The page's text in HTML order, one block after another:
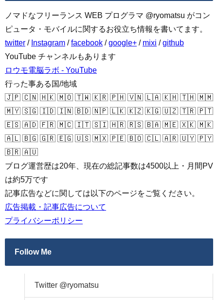
ノマドなフリーランス WEB プログラマ @ryomatsu がコン
ピュータ・モバイルに関するお役立ち情報を書いてます。
twitter / Instagram /facebook /google+ / mixi /github
YouTube チャンネルもあります
ロウモ電脳ラボ - YouTube
行った事ある国/地域
🇯🇵 🇨🇳 🇭🇰 🇲🇴 🇹🇼 🇰🇷 🇵🇭 🇻🇳 🇱🇦 🇰🇭 🇹🇭 🇲🇲
🇲🇾 🇸🇬 🇮🇩 🇮🇳 🇧🇩 🇳🇵 🇱🇰 🇰🇿 🇰🇬 🇺🇿 🇹🇷 🇵🇹
🇪🇸 🇦🇩 🇫🇷 🇲🇨 🇮🇹 🇸🇮 🇭🇷 🇷🇸 🇧🇦 🇲🇪 🇽🇰 🇲🇰
🇦🇱 🇧🇬 🇬🇷 🇪🇬 🇺🇸 🇲🇽 🇵🇪 🇧🇴 🇨🇱 🇦🇷 🇺🇾 🇵🇾
🇧🇷 🇦🇺
ブログ運営歴は20年、現在の総記事数は4500以上・月間PV
は約5万です
記事広告などに関しては以下のページをご覧ください。
広告掲載・記事広告について
プライバシーポリシー
Follow Me
Twitter @ryomatsu